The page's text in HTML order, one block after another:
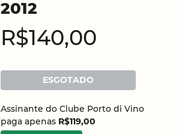
2012
R$140,00
ESGOTADO
Assinante do Clube Porto di Vino
paga apenas R$119,00